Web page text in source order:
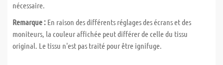
nécessaire.
Remarque : En raison des différents réglages des écrans et des
moniteurs, la couleur affichée peut différer de celle du tissu
original. Le tissu n'est pas traité pour être ignifuge.